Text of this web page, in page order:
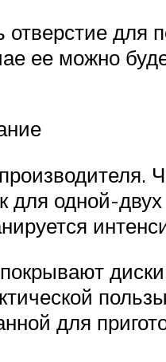
отверстие
ее можно
одной-
для